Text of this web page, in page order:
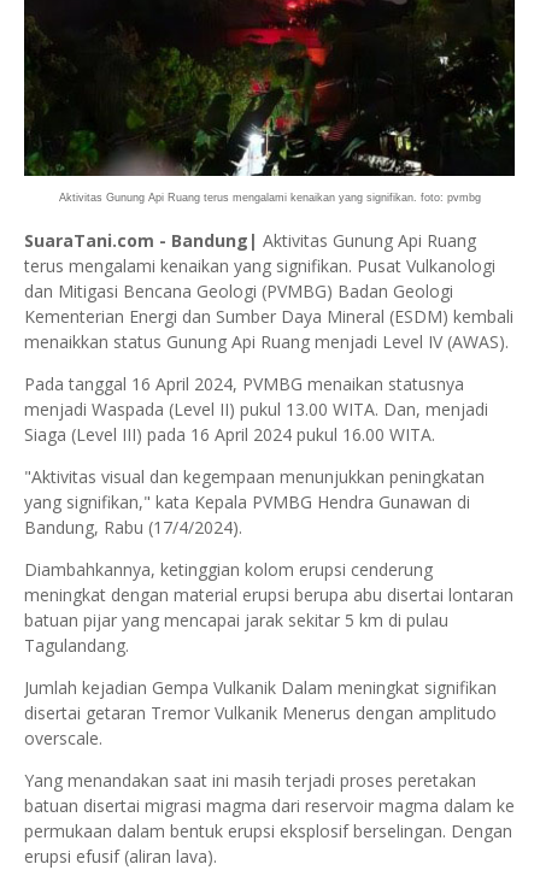
Aktivitas Gunung Api Ruang terus mengalami kenaikan yang signifikan. foto: pvmbg
SuaraTani.com - Bandung| Aktivitas Gunung Api Ruang
terus mengalami kenaikan yang signifikan. Pusat Vulkanologi
dan Mitigasi Bencana Geologi (PVMBG) Badan Geologi
Kementerian Energi dan Sumber Daya Mineral (ESDM) kembali
menaikkan status Gunung Api Ruang menjadi Level IV (AWAS).
Pada tanggal 16 April 2024, PVMBG menaikan statusnya
menjadi Waspada (Level II) pukul 13.00 WITA. Dan, menjadi
Siaga (Level III) pada 16 April 2024 pukul 16.00 WITA.
"Aktivitas visual dan kegempaan menunjukkan peningkatan
yang signifikan," kata Kepala PVMBG Hendra Gunawan di
Bandung, Rabu (17/4/2024).
Diambahkannya, ketinggian kolom erupsi cenderung
meningkat dengan material erupsi berupa abu disertai lontaran
batuan pijar yang mencapai jarak sekitar 5 km di pulau
Tagulandang.
Jumlah kejadian Gempa Vulkanik Dalam meningkat signifikan
disertai getaran Tremor Vulkanik Menerus dengan amplitudo
overscale.
Yang menandakan saat ini masih terjadi proses peretakan
batuan disertai migrasi magma dari reservoir magma dalam ke
permukaan dalam bentuk erupsi eksplosif berselingan. Dengan
erupsi efusif (aliran lava).